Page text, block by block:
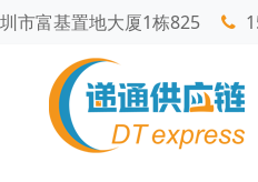
市富基置地大厦1栋825